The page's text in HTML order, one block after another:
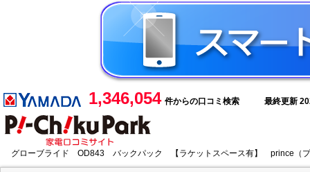
1,346,054 件からの口コミ検索 最終更新
グローブライド OD843 バックパック 【ラケットスペース有】 prince（